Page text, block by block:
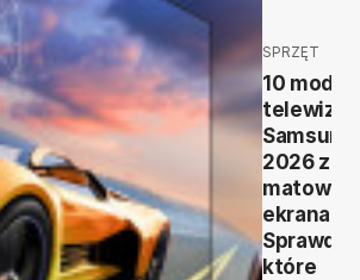
SPRZĘT
10 modeli
Samsung
2026 z
ekranami.
Sprawdź,
które